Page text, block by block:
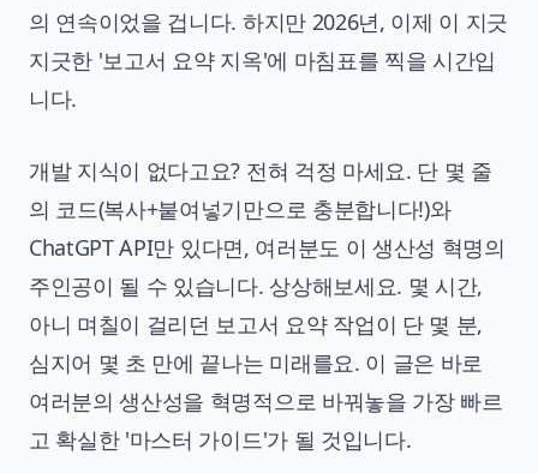
의 연속이었을 겁니다. 하지만 2026년, 이제 이 지긋
지긋한 '보고서 요약 지옥'에 마침표를 찍을 시간입
니다.
개발 지식이 없다고요? 전혀 걱정 마세요. 단 몇 줄
의 코드(복사+붙여넣기만으로 충분합니다!)와
ChatGPT API만 있다면, 여러분도 이 생산성 혁명의
주인공이 될 수 있습니다. 상상해보세요. 몇 시간,
아니 며칠이 걸리던 보고서 요약 작업이 단 몇 분,
심지어 몇 초 만에 끝나는 미래를요. 이 글은 바로
여러분의 생산성을 혁명적으로 바꿔놓을 가장 빠르
고 확실한 '마스터 가이드'가 될 것입니다.